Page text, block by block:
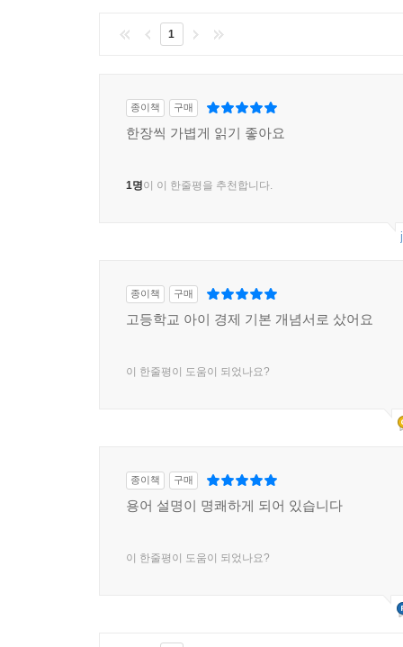
1
종이책 구매
한장씩 가볍게 읽기 좋아요
1명이 이 한줄평을 추천합니다.
종이책 구매
고등학교 아이 경제 기본 개념서로 샀어요
이 한줄평이 도움이 되었나요?
종이책 구매
용어 설명이 명쾌하게 되어 있습니다
이 한줄평이 도움이 되었나요?